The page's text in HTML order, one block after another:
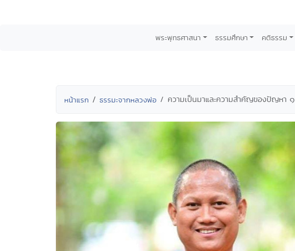
พระพุทธศาสนา ธรรมศึกษา คติธรรม
หน้าแรก ธรรมะจากหลวงพ่อ ความเป็นมาและความสำคัญของปัญหา ๑